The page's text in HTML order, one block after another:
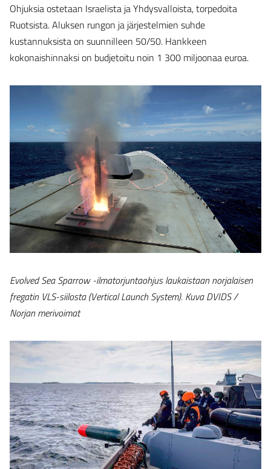
Ohjuksia ostetaan Israelista ja Yhdysvalloista, torpedoita
Ruotsista. Aluksen rungon ja järjestelmien suhde
kustannuksista on suunnilleen 50/50. Hankkeen
kokonaishinnaksi on budjetoitu noin 1 300 miljoonaa euroa.
Evolved Sea Sparrow -ilmatorjuntaohjus laukaistaan norjalaisen
fregatin VLS-siilosta (Vertical Launch System). Kuva DVIDS /
Norjan merivoimat